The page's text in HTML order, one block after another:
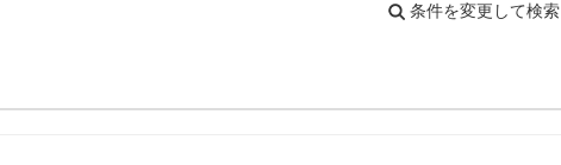
条件を変更して検索